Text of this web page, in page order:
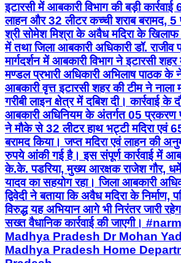
इटारसी में आबकारी विभाग की बड़ी
लाहन और 32 लीटर कच्ची शराब बरामद,
श्री सोमेश मिश्रा के अवैध मदिरा के
में तथा जिला आबकारी अधिकारी डॉ. राजीव
मार्गदर्शन में आबकारी विभाग ने इटारसी शहर
मण्डल प्रभारी अधिकारी अभिलाष पाठक के
आबकारी वृत्त इटारसी शहर की टीम ने
गरीबी लाइन क्षेत्र में दबिश दी। कार्रवाई के
आबकारी अधिनियम के अंतर्गत 05 प्रकरण
ने मौके से 32 लीटर हाथ भट्टी मदिरा एवं
बरामद किया। जप्त मदिरा एवं लाहन की
रुपये आंकी गई है। इस संपूर्ण कार्रवाई में
के.के. पडरिया, मुख्य आरक्षक राजेश गौर,
यादव का सहयोग रहा। जिला आबकारी
द्विवेदी ने बताया कि अवैध मदिरा के
विरुद्ध यह अभियान आगे भी निरंतर जारी
सख्त वैधानिक कार्रवाई की जाएगी।
Madhya Pradesh Dr Mohan
Madhya Pradesh Home